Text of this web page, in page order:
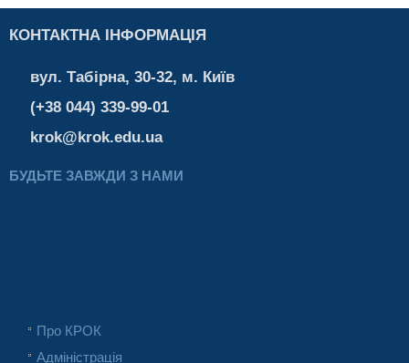
КОНТАКТНА ІНФОРМАЦІЯ
вул. Табірна, 30-32, м. Київ
(+38 044) 339-99-01
krok@krok.edu.ua
БУДЬТЕ ЗАВЖДИ З НАМИ
Про КРОК
Адміністрація